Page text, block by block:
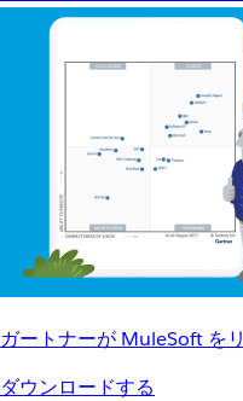
ガートナーが MuleSoft を
ダウンロードする